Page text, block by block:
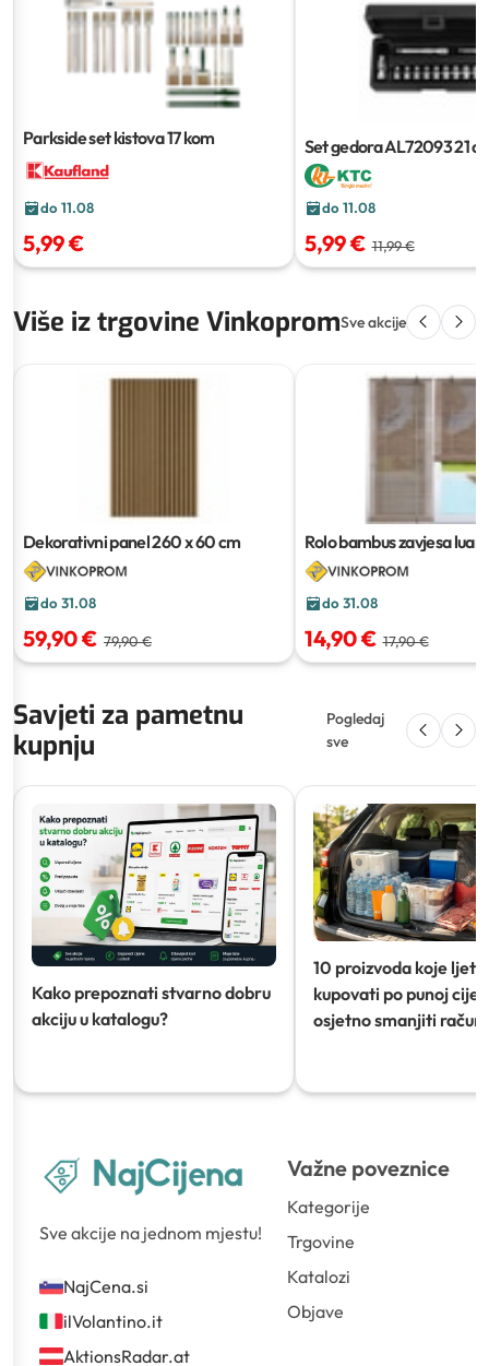
Parkside set kistova17 kom
do 11.08
5,99 €
Set gedora AL7209321
do 11.08
5,99 € 11,99 €
Više iz trgovine VinkopromSve akcije
Dekorativni panel260 x 60 cm
do 31.08
59,90 € 79,90 €
Rolo bambus zavjesa
cm
do 31.08
14,90 € 17,90 €
Savjeti za pametnu
kupnju
Pogledaj
sve
Kako prepoznati stvarno dobru
akciju u katalogu?
10 proizvoda koje ljeti
kupovati po punoj
osjetno smanjiti račun)
Sve akcije na jednom mjestu!
NajCena.si
ilVolantino.it
AktionsRadar.at
Važne poveznice
Kategorije
Trgovine
Katalozi
Objave